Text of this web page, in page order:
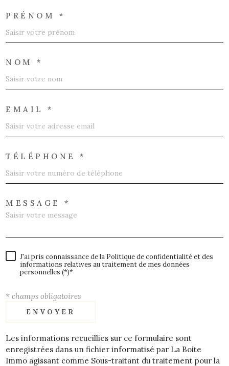
PRÉNOM *
NOM *
EMAIL *
TÉLÉPHONE *
MESSAGE *
J'ai pris connaissance de la Politique de confidentialité et des
informations relatives au traitement de mes données
personnelles (*)*
* champs obligatoires
ENVOYER
Les informations recueillies sur ce formulaire sont
enregistrées dans un fichier informatisé par La Boite
Immo agissant comme Sous-traitant du traitement pour la